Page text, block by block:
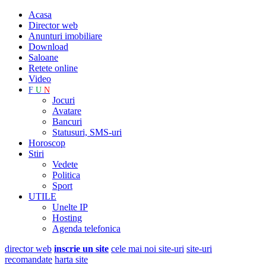
Acasa
Director web
Anunturi imobiliare
Download
Saloane
Retete online
Video
F U N
Jocuri
Avatare
Bancuri
Statusuri, SMS-uri
Horoscop
Stiri
Vedete
Politica
Sport
UTILE
Unelte IP
Hosting
Agenda telefonica
director web inscrie un site cele mai noi site-uri site-uri
recomandate harta site